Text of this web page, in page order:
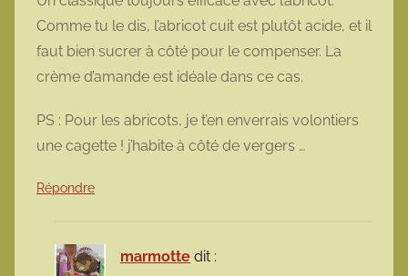
Comme tu le dis, l’abricot cuit est plutôt acide, et il
faut bien sucrer à côté pour le compenser. La
crème d’amande est idéale dans ce cas.
PS : Pour les abricots, je t’en enverrais volontiers
une cagette ! j’habite à côté de vergers …
Répondre
marmotte dit :